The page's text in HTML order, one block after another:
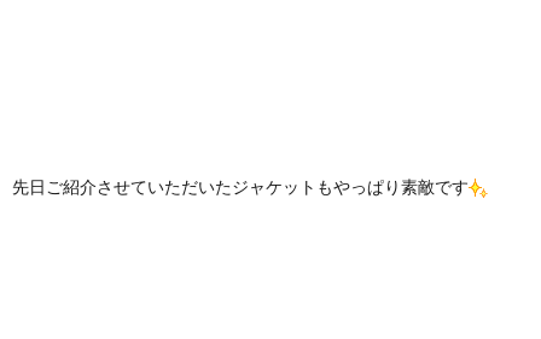
先日ご紹介させていただいたジャケットもやっぱり素敵です